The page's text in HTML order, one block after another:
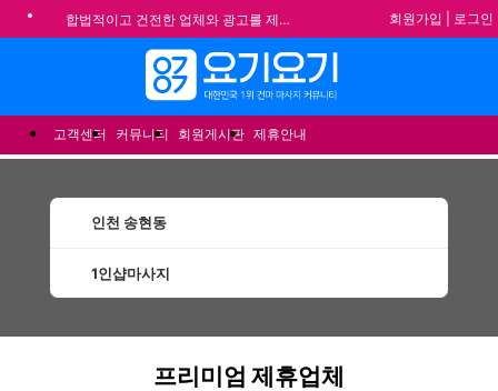
합법적이고 건전한 업체와 광고를 제휴합니다.
★요기요기 설 연휴 휴무 안내★
★ 요기요기 업체회원 안내사항 ★
불건전한 게시글은 삭제 및 회원탈퇴 됩니다.
회원가입 로그인
고객센터 커뮤니티 회원게시판 제휴안내
인천 송현동
1인샵마사지
프리미엄 제휴업체